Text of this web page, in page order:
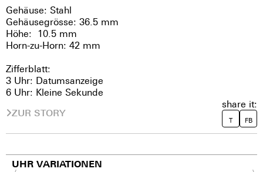
Gehäuse: Stahl
Gehäusegrösse: 36.5 mm
Höhe: 10.5 mm
Horn-zu-Horn: 42 mm
Zifferblatt:
3 Uhr: Datumsanzeige
6 Uhr: Kleine Sekunde
ZUR STORY
share it:
T FB
UHR VARIATIONEN